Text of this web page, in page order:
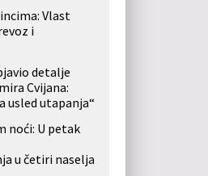
Vlast
i
detalje
Cvijana:
usled utapanja“
noći: U petak
u četiri naselja